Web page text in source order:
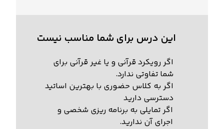
این درس برای شما مناسب نیست
اگر رویکرد قرآنی و یا غیر قرآنی برای
شما تفاوتی ندارد.
اگر به کلاس حضوری با بهترین اساتید
دسترسی دارید
اگر تمایلی به برنامه ریزی شخصی و
اجرای آن ندارید.